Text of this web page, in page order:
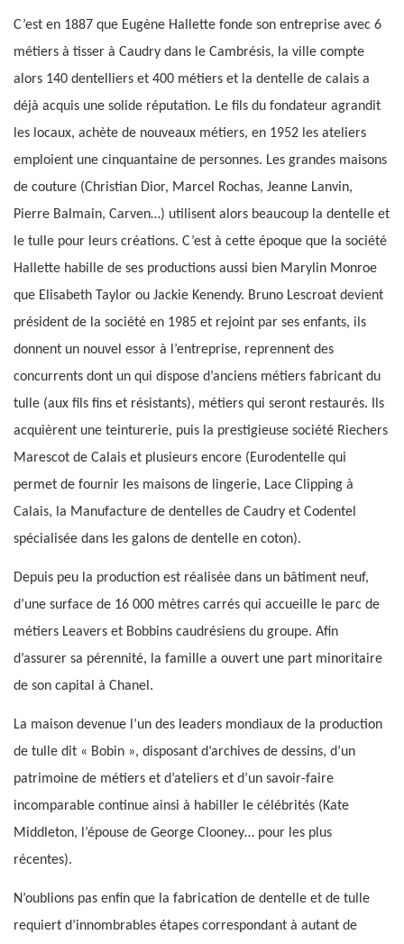
C’est en 1887 que Eugène Hallette fonde son entreprise avec 6
métiers à tisser à Caudry dans le Cambrésis, la ville compte
alors 140 dentelliers et 400 métiers et la dentelle de calais a
déjà acquis une solide réputation. Le fils du fondateur agrandit
les locaux, achète de nouveaux métiers, en 1952 les ateliers
emploient une cinquantaine de personnes. Les grandes maisons
de couture (Christian Dior, Marcel Rochas, Jeanne Lanvin,
Pierre Balmain, Carven…) utilisent alors beaucoup la dentelle et
le tulle pour leurs créations. C’est à cette époque que la société
Hallette habille de ses productions aussi bien Marylin Monroe
que Elisabeth Taylor ou Jackie Kenendy. Bruno Lescroat devient
président de la société en 1985 et rejoint par ses enfants, ils
donnent un nouvel essor à l’entreprise, reprennent des
concurrents dont un qui dispose d’anciens métiers fabricant du
tulle (aux fils fins et résistants), métiers qui seront restaurés. Ils
acquièrent une teinturerie, puis la prestigieuse société Riechers
Marescot de Calais et plusieurs encore (Eurodentelle qui
permet de fournir les maisons de lingerie, Lace Clipping à
Calais, la Manufacture de dentelles de Caudry et Codentel
spécialisée dans les galons de dentelle en coton).
Depuis peu la production est réalisée dans un bâtiment neuf,
d’une surface de 16 000 mètres carrés qui accueille le parc de
métiers Leavers et Bobbins caudrésiens du groupe. Afin
d’assurer sa pérennité, la famille a ouvert une part minoritaire
de son capital à Chanel.
La maison devenue l’un des leaders mondiaux de la production
de tulle dit « Bobin », disposant d’archives de dessins, d’un
patrimoine de métiers et d’ateliers et d’un savoir-faire
incomparable continue ainsi à habiller le célébrités (Kate
Middleton, l’épouse de George Clooney… pour les plus
récentes).
N’oublions pas enfin que la fabrication de dentelle et de tulle
requiert d’innombrables étapes correspondant à autant de